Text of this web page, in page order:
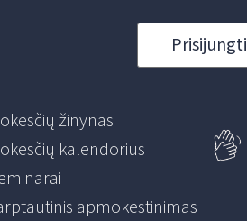
Prisijungti
žinynas
kalendorius
apmokestinimas